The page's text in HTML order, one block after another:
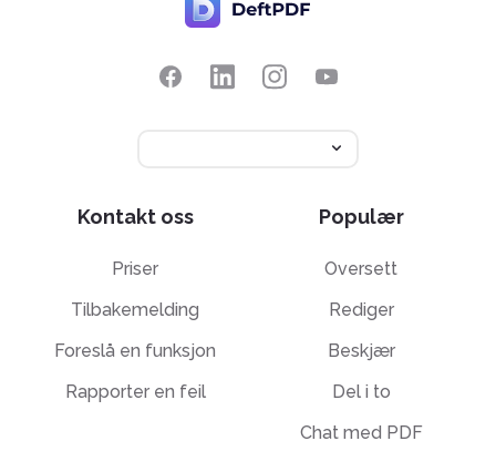
Kontakt oss
Priser
Tilbakemelding
Foreslå en funksjon
Rapporter en feil
Populær
Oversett
Rediger
Beskjær
Del i to
Chat med PDF